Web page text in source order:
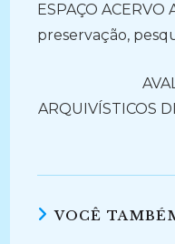
artigos
ESPAÇO ACERVO
preservação,
ARQUIVÍSTICOS
VOCÊ